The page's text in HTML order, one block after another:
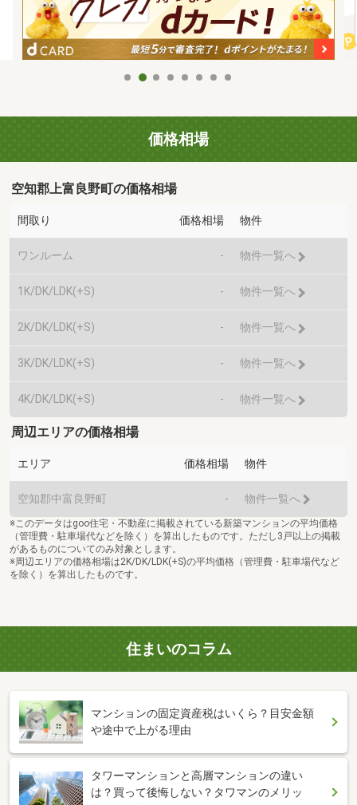
価格相場
空知郡上富良野町の価格相場
間取り 価格相場 物件
ワンルーム - 物件一覧へ
1K/DK/LDK(+S) - 物件一覧へ
2K/DK/LDK(+S) - 物件一覧へ
3K/DK/LDK(+S) - 物件一覧へ
4K/DK/LDK(+S) - 物件一覧へ
周辺エリアの価格相場
エリア 価格相場 物件
空知郡中富良野町 - 物件一覧へ
※このデータはgoo住宅・不動産に掲載されている新築マンションの平均価格
（管理費・駐車場代などを除く）を算出したものです。ただし3戸以上の掲載
があるものについてのみ対象とします。
※周辺エリアの価格相場は2K/DK/LDK(+S)の平均価格（管理費・駐車場代など
を除く）を算出したものです。
住まいのコラム
マンションの固定資産税はいくら？目安金額
や途中で上がる理由
タワーマンションと高層マンションの違い
は？買って後悔しない？タワマンのメリッ